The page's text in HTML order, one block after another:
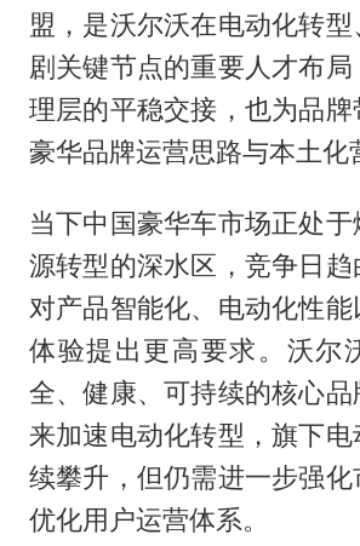
盟，是沃尔沃在电动化转
剧关键节点的重要人才布
理层的平稳交接，也为品牌
豪华品牌运营思路与本土化
当下中国豪华车市场正处
源转型的深水区，竞争日
对产品智能化、电动化性
体验提出更高要求。沃尔
全、健康、可持续的核心
来加速电动化转型，旗下
续攀升，但仍需进一步强化
优化用户运营体系。